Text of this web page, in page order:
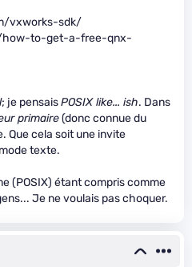
vxworks-sdk/
how-to-get-a-free-qnx-
; je pensaisPOSIX like... ish. Dans
primaire(donc connue du
Que cela soit une invite
texte.
(POSIX) étant compris comme
Je ne voulais pas choquer.